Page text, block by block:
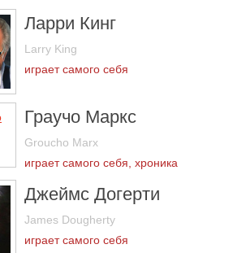
Ларри Кинг
Larry King
играет самого себя
Граучо Маркс
Groucho Marx
играет самого себя, хроника
Джеймс Догерти
James Dougherty
играет самого себя